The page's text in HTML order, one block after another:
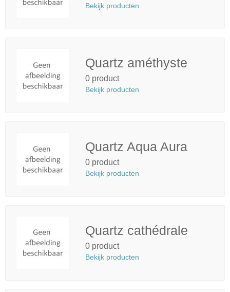
Bekijk producten
Quartz améthyste
0 product
Bekijk producten
Quartz Aqua Aura
0 product
Bekijk producten
Quartz cathédrale
0 product
Bekijk producten